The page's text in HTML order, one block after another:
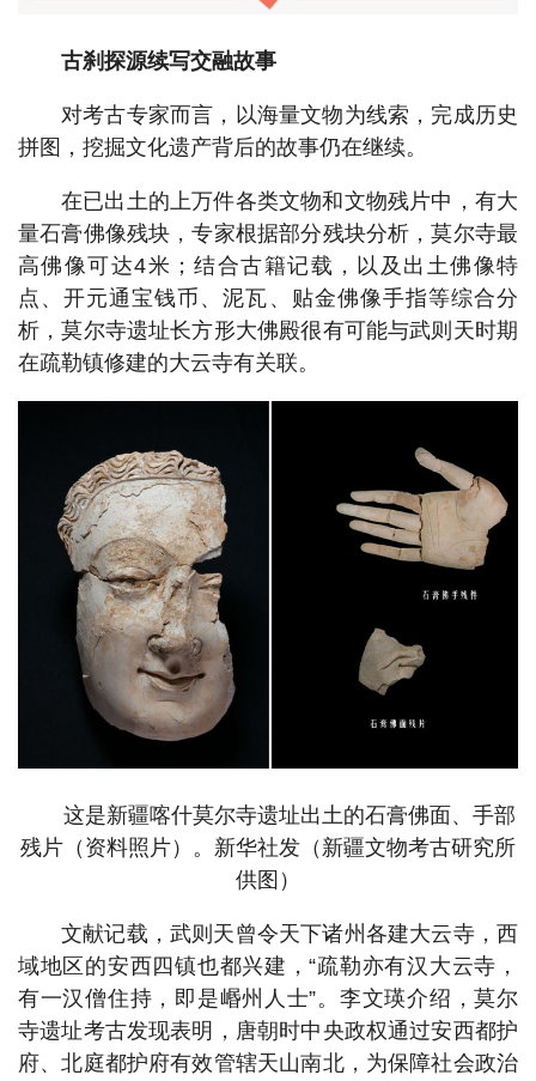
古刹探源续写交融故事
对考古专家而言，以海量文物为线索，完成历史
拼图，挖掘文化遗产背后的故事仍在继续。
在已出土的上万件各类文物和文物残片中，有大
量石膏佛像残块，专家根据部分残块分析，莫尔寺最
高佛像可达4米；结合古籍记载，以及出土佛像特
点、开元通宝钱币、泥瓦、贴金佛像手指等综合分
析，莫尔寺遗址长方形大佛殿很有可能与武则天时期
在疏勒镇修建的大云寺有关联。
这是新疆喀什莫尔寺遗址出土的石膏佛面、手部
残片（资料照片）。新华社发（新疆文物考古研究所
供图）
文献记载，武则天曾令天下诸州各建大云寺，西
域地区的安西四镇也都兴建，“疏勒亦有汉大云寺，
有一汉僧住持，即是㟭州人士”。李文瑛介绍，莫尔
寺遗址考古发现表明，唐朝时中央政权通过安西都护
府、北庭都护府有效管辖天山南北，为保障社会政治